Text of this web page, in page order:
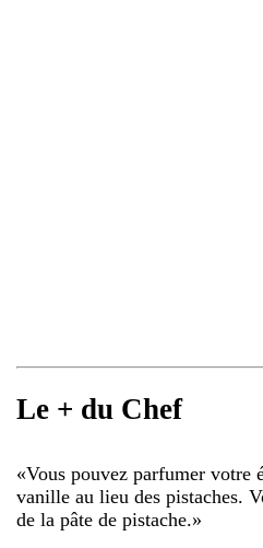
Le + du Chef
«Vous pouvez parfumer votre
vanille au lieu des pistaches.
de la pâte de pistache.»